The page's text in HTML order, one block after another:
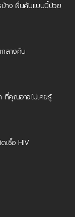
บ้าง ผื่นคันแบบนี้ป่วย
ลางคืน
ที่คุณอาจไม่เคยรู้
เชื้อ HIV